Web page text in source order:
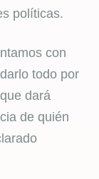
políticas.
con
todo por
dará
de quién